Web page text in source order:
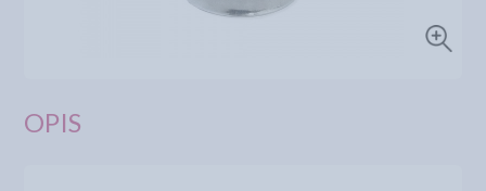
OPIS